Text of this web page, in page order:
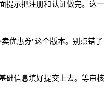
提示把注册和认证做完。这
优惠券"这个版本。别点错了
础信息填好提交上去。等审